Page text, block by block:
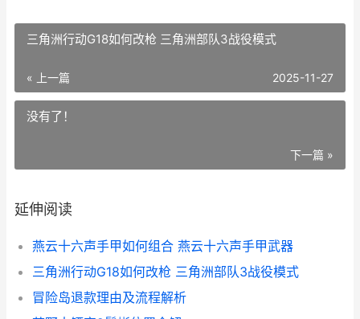
三角洲行动G18如何改枪 三角洲部队3战役模式
« 上一篇 2025-11-27
没有了！
下一篇 »
延伸阅读
燕云十六声手甲如何组合 燕云十六声手甲武器
三角洲行动G18如何改枪 三角洲部队3战役模式
冒险岛退款理由及流程解析